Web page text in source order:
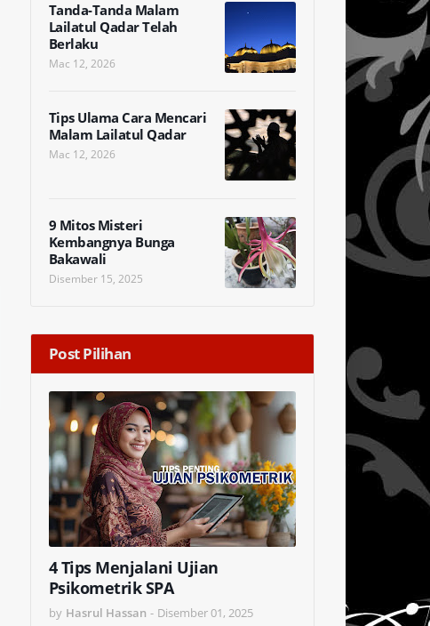
Tanda-Tanda Malam
Lailatul Qadar Telah
Berlaku
Mac 12, 2026
Tips Ulama Cara Mencari
Malam Lailatul Qadar
Mac 12, 2026
9 Mitos Misteri
Kembangnya Bunga
Bakawali
Disember 15, 2025
Post Pilihan
4 Tips Menjalani Ujian
Psikometrik SPA
by Hasrul Hassan - Disember 01, 2025